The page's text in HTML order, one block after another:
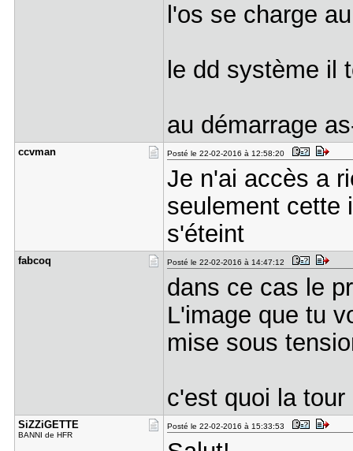
l'os se charge
le dd système il
au démarrage
ccvman Posté le 22-02-2016 à 12:58:20
Je n'ai accès a
seulement cette
s'éteint
fabcoq Posté le 22-02-2016 à 14:47:12
dans ce cas le
L'image que tu
mise sous
c'est quoi la tour
SiZZiGETTE
BANNI de HFR
Posté le 22-02-2016 à 15:33:53